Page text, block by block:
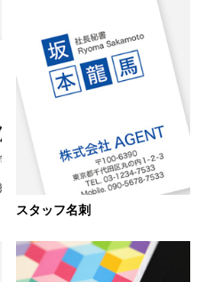
スタッフ名刺